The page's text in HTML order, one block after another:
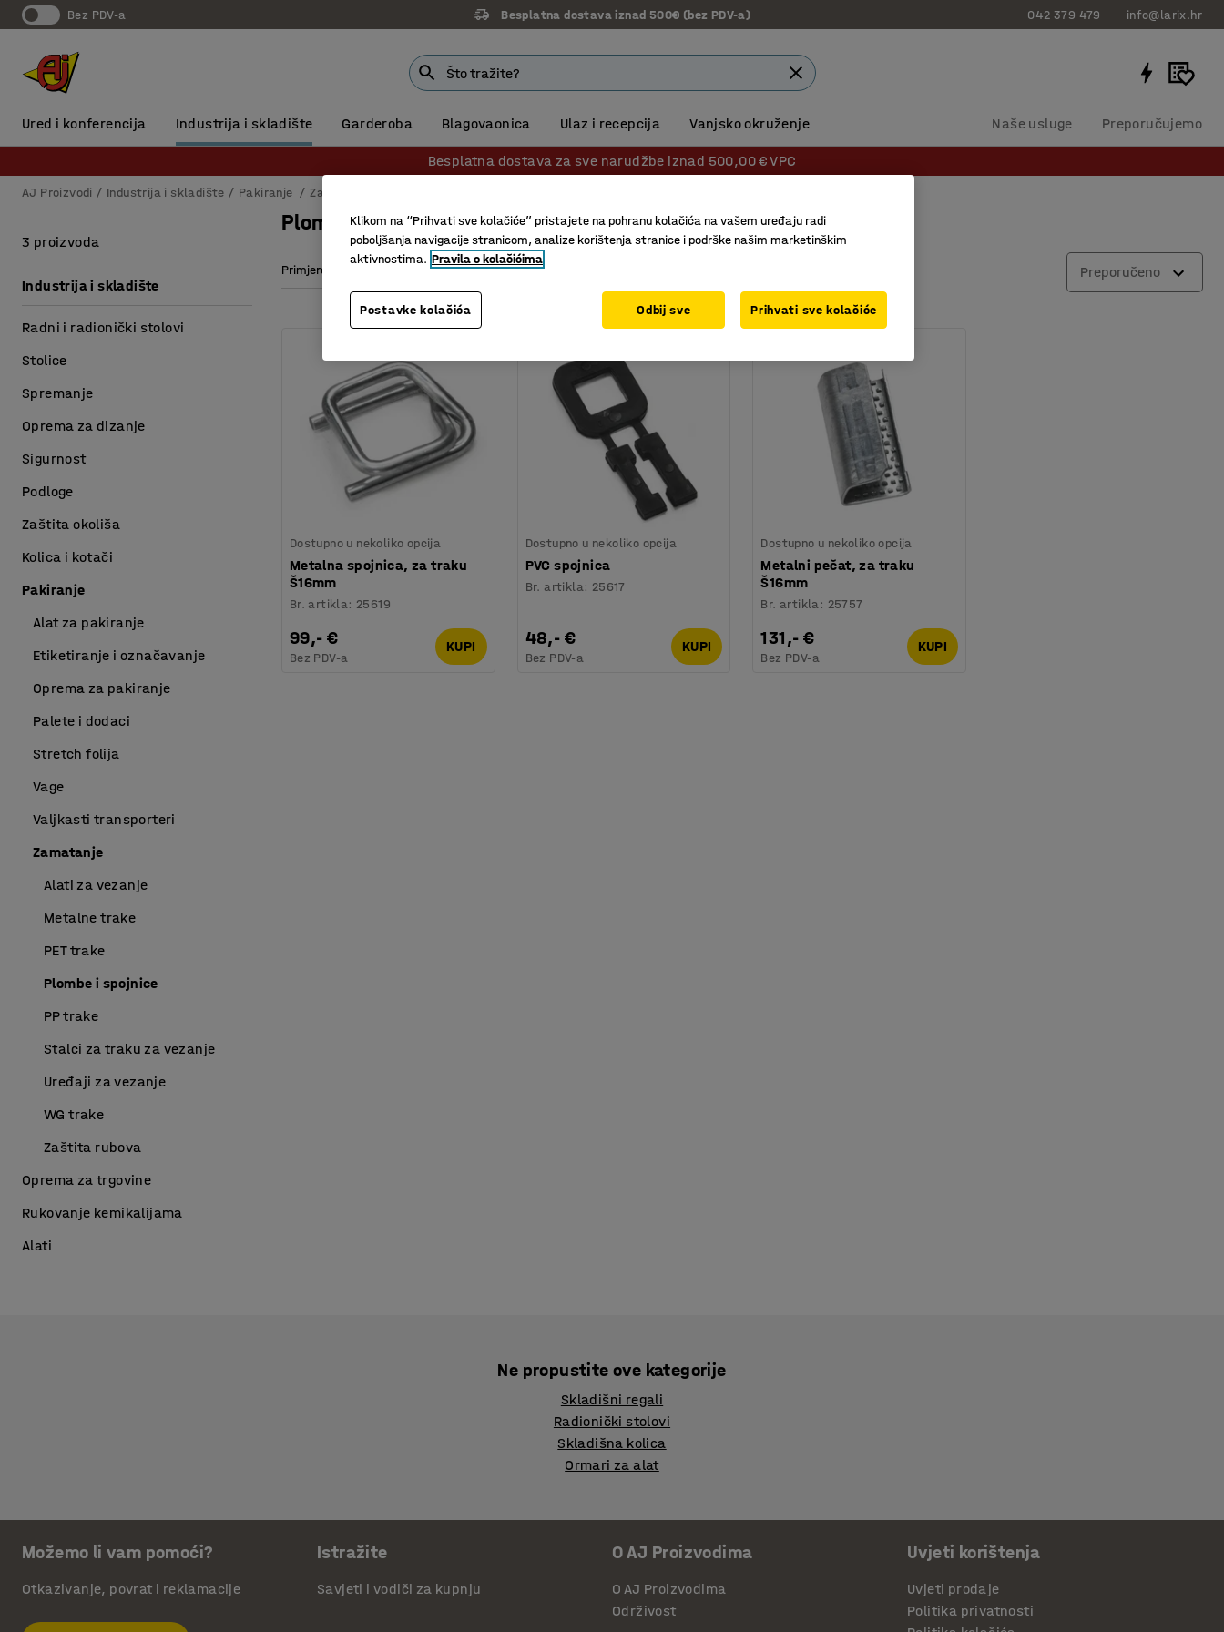
Bez PDV-a Besplatna dostava iznad 500€ (bez PDV-a) 042 379 479 info@larix.hr
Ured i konferencija Industrija i skladište Garderoba Blagovaonica Ulaz i recepcija Vanjsko okruženje Naše usluge Preporučujemo
Besplatna dostava za sve narudžbe iznad 500,00 € VPC
AJ Proizvodi Industrija i skladište Pakiranje Zamatanje
Plombe i spojnice
Primjereno za traku širine Broj /pakiranje Preporučeno
Dostupno u nekoliko opcija
Metalna spojnica, za traku
Š16mm
Br. artikla: 25619
99,- €
Bez PDV-a
KUPI
Dostupno u nekoliko opcija
PVC spojnica
Br. artikla: 25617
48,- €
Bez PDV-a
KUPI
Dostupno u nekoliko opcija
Metalni pečat, za traku
Š16mm
Br. artikla: 25757
131,- €
Bez PDV-a
KUPI
3 proizvoda
Industrija i skladište
Radni i radionički stolovi
Stolice
Spremanje
Oprema za dizanje
Sigurnost
Podloge
Zaštita okoliša
Kolica i kotači
Pakiranje
Alat za pakiranje
Etiketiranje i označavanje
Oprema za pakiranje
Palete i dodaci
Stretch folija
Vage
Valjkasti transporteri
Zamatanje
Alati za vezanje
Metalne trake
PET trake
Plombe i spojnice
PP trake
Stalci za traku za vezanje
Uređaji za vezanje
WG trake
Zaštita rubova
Oprema za trgovine
Rukovanje kemikalijama
Alati
Ne propustite ove kategorije
Skladišni regali
Radionički stolovi
Skladišna kolica
Ormari za alat
Možemo li vam pomoći?
Otkazivanje, povrat i reklamacije
Istražite
Savjeti i vodiči za kupnju
O AJ Proizvodima
O AJ Proizvodima
Održivost
Uvjeti korištenja
Uvjeti prodaje
Politika privatnosti
Klikom na “Prihvati sve kolačiće” pristajete na pohranu kolačića na vašem uređaju radi
poboljšanja navigacije stranicom, analize korištenja stranice i podrške našim marketinškim
aktivnostima. Pravila o kolačićima
Postavke kolačića Odbij sve Prihvati sve kolačiće